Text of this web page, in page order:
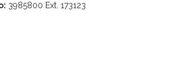
3985800 Ext. 173123